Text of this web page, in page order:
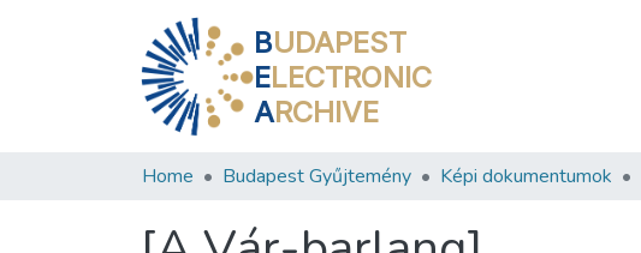
BUDAPEST
ELECTRONIC
ARCHIVE
Home Budapest Gyűjtemény Képi dokumentumok